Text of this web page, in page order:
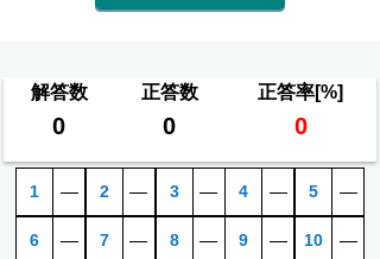
解答数 正答数 正答率[%]
0 0 0
1 ―
6 ―
2 ―
7 ―
3 ―
8 ―
4 ―
9 ―
5 ―
10 ―